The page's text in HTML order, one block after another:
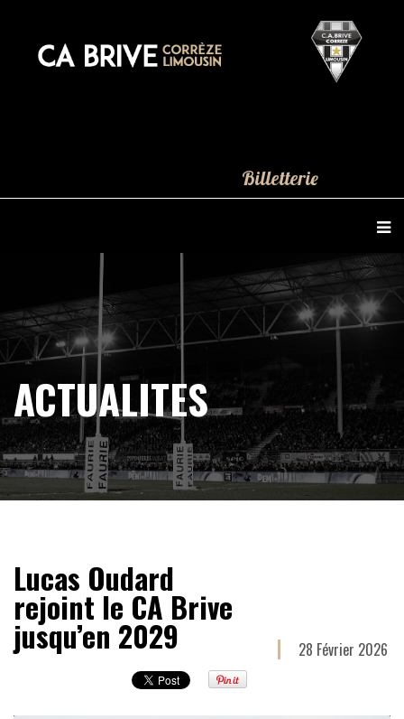
Billetterie
ACTUALITES
Lucas Oudard
rejoint le CA Brive
jusqu’en 2029 28 Février 2026